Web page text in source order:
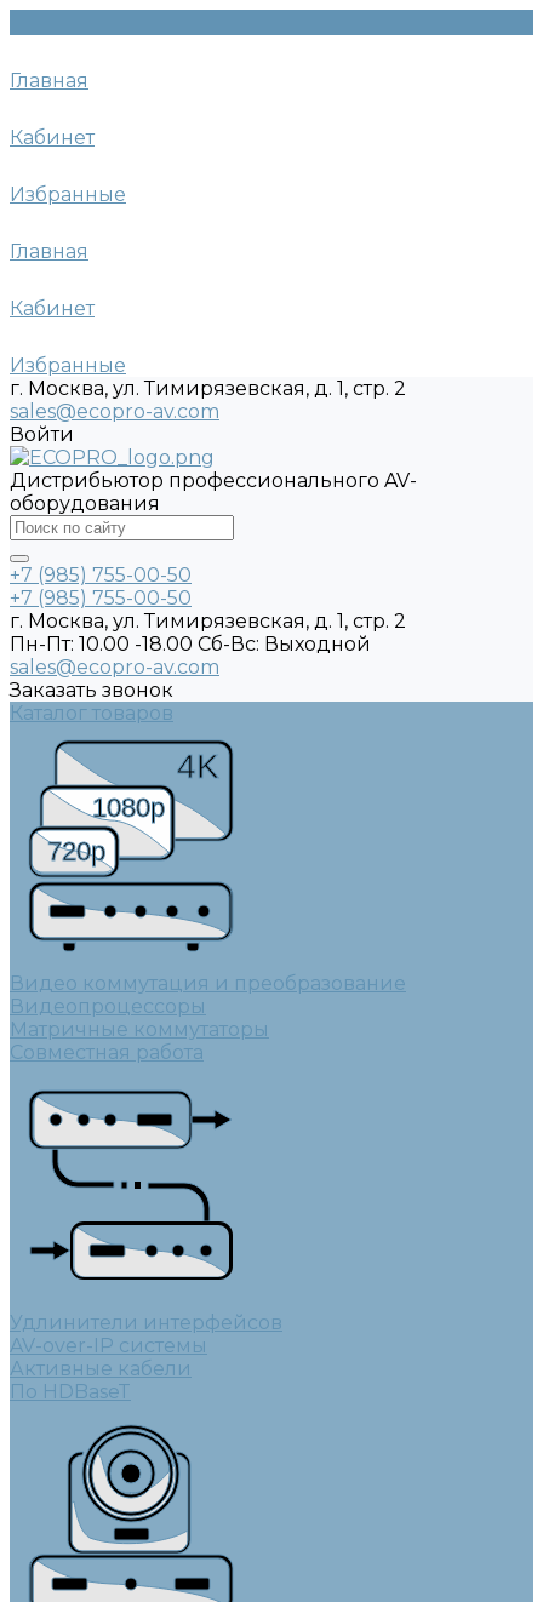
Главная
Кабинет
Избранные
Главная
Кабинет
Избранные
г. Москва, ул. Тимирязевская, д. 1, стр. 2
sales@ecopro-av.com
Войти
Дистрибьютор профессионального AV-
оборудования
+7 (985) 755-00-50
+7 (985) 755-00-50
г. Москва, ул. Тимирязевская, д. 1, стр. 2
Пн-Пт: 10.00 -18.00 Cб-Вс: Выходной
sales@ecopro-av.com
Заказать звонок
Каталог товаров
1080p
4K
720p
Видео коммутация и преобразование
Видеопроцессоры
Матричные коммутаторы
Совместная работа
Удлинители интерфейсов
AV-over-IP системы
Активные кабели
По HDBaseT